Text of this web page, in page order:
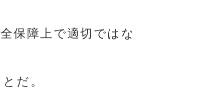
保障上で適切ではな
だ。